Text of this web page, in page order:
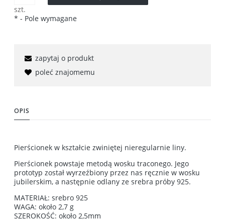
szt.
* - Pole wymagane
zapytaj o produkt
poleć znajomemu
OPIS
Pierścionek w kształcie zwiniętej nieregularnie liny.
Pierścionek powstaje metodą wosku traconego. Jego
prototyp został wyrzeźbiony przez nas ręcznie w wosku
jubilerskim, a następnie odlany ze srebra próby 925.
MATERIAŁ: srebro 925
WAGA: około 2,7 g
SZEROKOŚĆ: około 2,5mm